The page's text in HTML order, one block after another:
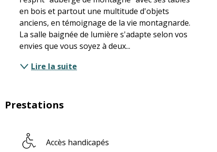
en bois et partout une multitude d'objets
anciens, en témoignage de la vie montagnarde.
La salle baignée de lumière s'adapte selon vos
envies que vous soyez à deux...
Lire la suite
Prestations
Accès handicapés